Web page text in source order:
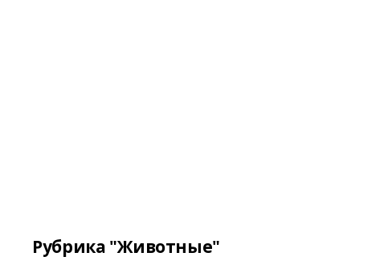
Рубрика "Животные"